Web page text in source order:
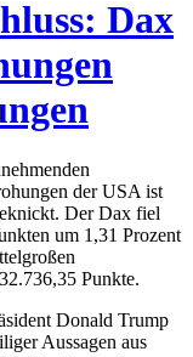
Dax
der USA ist
Der Dax fiel
um 1,31 Prozent
Punkte.
Donald Trump
Aussagen aus